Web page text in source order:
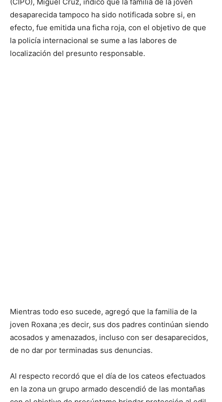
(CIPO), Miguel Cruz, indicó que la familia de la joven
desaparecida tampoco ha sido notificada sobre si, en
efecto, fue emitida una ficha roja, con el objetivo de que
la policía internacional se sume a las labores de
localización del presunto responsable.
Mientras todo eso sucede, agregó que la familia de la
joven Roxana ;es decir, sus dos padres continúan siendo
acosados y amenazados, incluso con ser desaparecidos,
de no dar por terminadas sus denuncias.
Al respecto recordó que el día de los cateos efectuados
en la zona un grupo armado descendió de las montañas